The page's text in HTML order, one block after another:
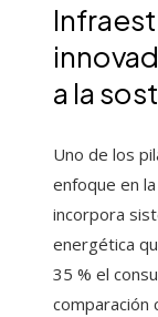
a la
Uno de los
enfoque en
incorpora
energética
35 % el
comparación